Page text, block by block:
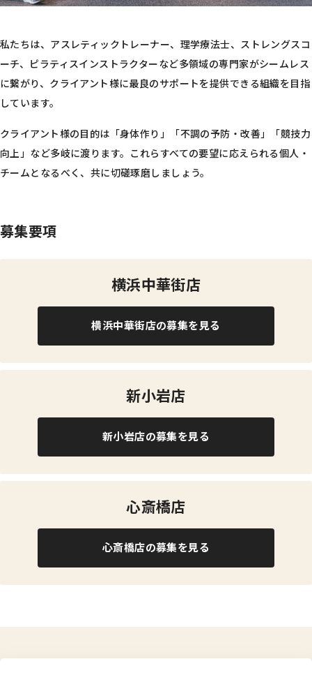
私たちは、アスレティックトレーナー、理学療法士、ストレングスコ
ーチ、ピラティスインストラクターなど多領域の専門家がシームレス
に繋がり、クライアント様に最良のサポートを提供できる組織を目指
しています。
クライアント様の目的は「身体作り」「不調の予防・改善」「競技力
向上」など多岐に渡ります。これらすべての要望に応えられる個人・
チームとなるべく、共に切磋琢磨しましょう。
募集要項
横浜中華街店
横浜中華街店の募集を見る
新小岩店
新小岩店の募集を見る
心斎橋店
心斎橋店の募集を見る